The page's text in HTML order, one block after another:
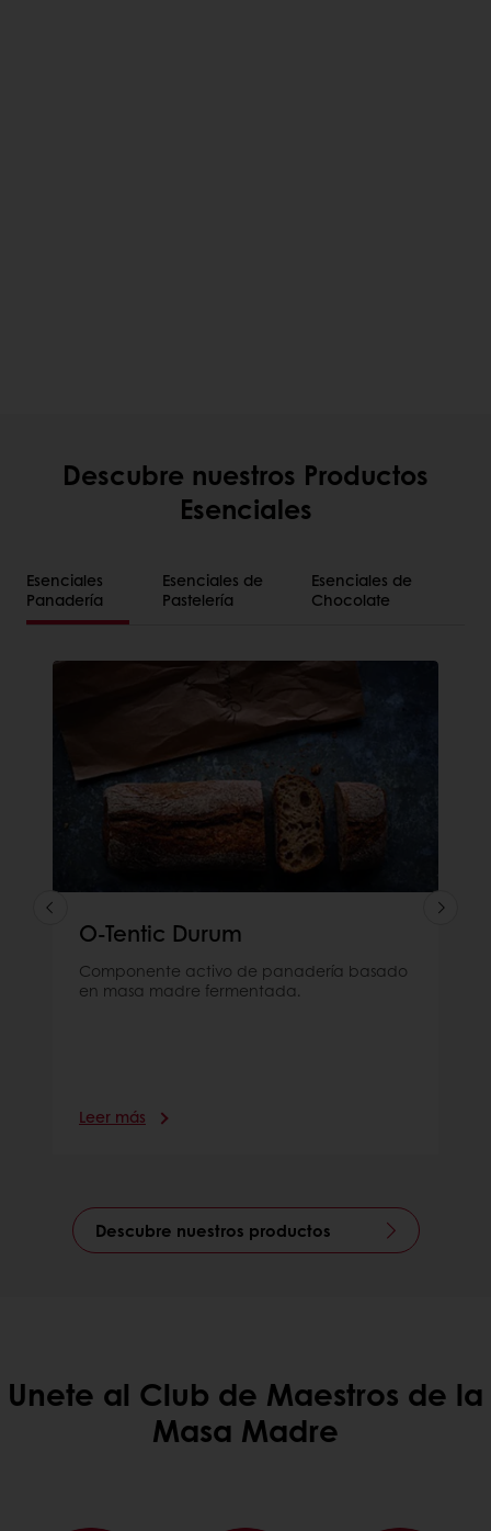
Descubre nuestros Productos
Esenciales
Esenciales
Panadería
Esenciales de
Pastelería
Esenciales de
Chocolate
O-Tentic Durum
Componente activo de panadería basado
en masa madre fermentada.
Leer más
Descubre nuestros productos
Unete al Club de Maestros de la
Masa Madre